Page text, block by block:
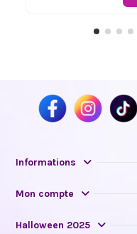
Informations
Mon compte
Halloween 2025